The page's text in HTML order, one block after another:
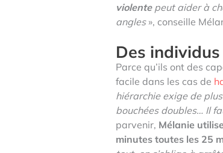
violentepeut aider à
angles», conseille
Des
Parce qu’ils ont des
facile dans les cas de
hiérarchie exige de
bouchées doubles… Il
parvenir, Mélanie
minutes toutes les 25